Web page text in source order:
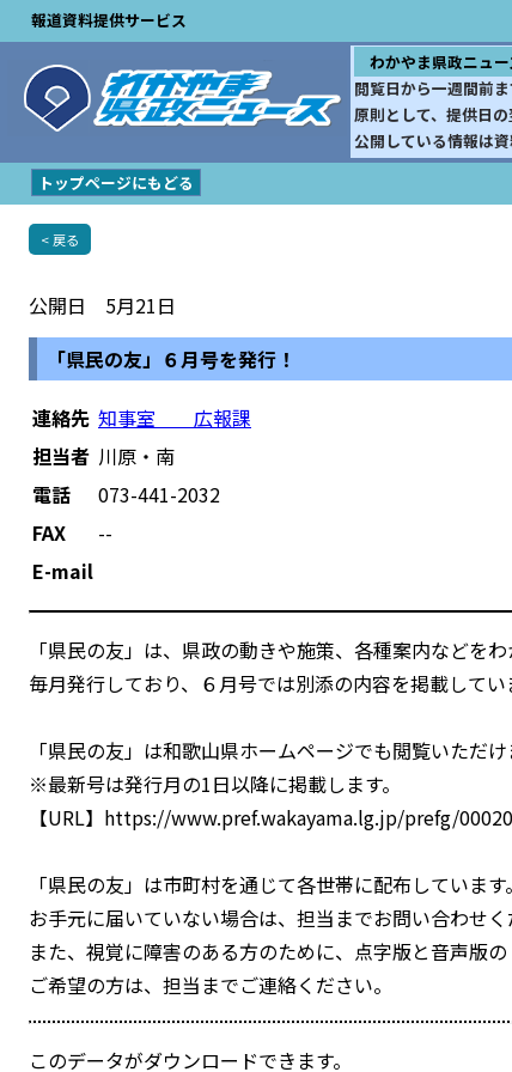
報道資料提供サービス
わかやま県政ニュ
閲覧日から一週間前
原則として、提供日
公開している情報は
トップページにもどる
< 戻る
公開日 5月21日
「県民の友」６月号を発行！
連絡先 知事室 広報課
担当者 川原・南
電話
073-441-2032
FAX
--
E-mail
「県民の友」は、県政の動きや施策、各種案内などを
毎月発行しており、６月号では別添の内容を掲載してい
「県民の友」は和歌山県ホームページでも閲覧いただけ
※最新号は発行月の1日以降に掲載します。
【URL】https://www.pref.wakayama.lg.jp/prefg/
「県民の友」は市町村を通じて各世帯に配布しています。
お手元に届いていない場合は、担当までお問い合わせく
また、視覚に障害のある方のために、点字版と音声版の
ご希望の方は、担当までご連絡ください。
このデータがダウンロードできます。